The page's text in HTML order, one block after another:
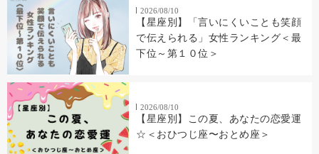
2026/08/10
【星座別】「言いにくいことも笑顔
で伝えられる」女性ランキング＜最
下位～第１０位＞
2026/08/10
【星座別】この夏、あなたの恋愛運
☆＜おひつじ座〜おとめ座＞